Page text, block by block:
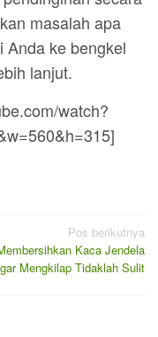
masalah apa
Anda ke bengkel
lanjut.
watch?
Pos berikutnya
Kaca Jendela
Mengkilap Tidaklah Sulit